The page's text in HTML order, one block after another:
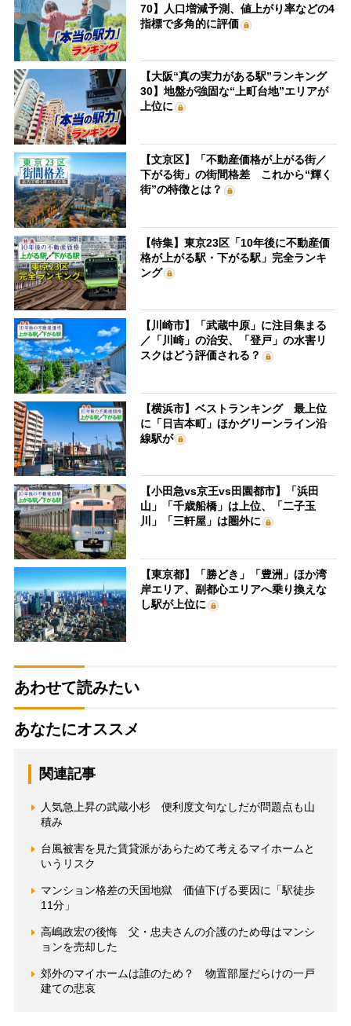
70】人口増減予測、値上がり率などの4
指標で多角的に評価
【大阪“真の実力がある駅”ランキング
30】地盤が強固な“上町台地”エリアが
上位に
【文京区】「不動産価格が上がる街／
下がる街」の街間格差 これから“輝く
街”の特徴とは？
【特集】東京23区「10年後に不動産価
格が上がる駅・下がる駅」完全ランキ
ング
【川崎市】「武蔵中原」に注目集まる
／「川崎」の治安、「登戸」の水害リ
スクはどう評価される？
【横浜市】ベストランキング 最上位
に「日吉本町」ほかグリーンライン沿
線駅が
【小田急vs京王vs田園都市】「浜田
山」「千歳船橋」は上位、「二子玉
川」「三軒屋」は圏外に
【東京都】「勝どき」「豊洲」ほか湾
岸エリア、副都心エリアへ乗り換えな
し駅が上位に
あわせて読みたい
あなたにオススメ
関連記事
人気急上昇の武蔵小杉 便利度文句なしだが問題点も山
積み
台風被害を見た賃貸派があらためて考えるマイホームと
いうリスク
マンション格差の天国地獄 価値下げる要因に「駅徒歩
11分」
高嶋政宏の後悔 父・忠夫さんの介護のため母はマンシ
ョンを売却した
郊外のマイホームは誰のため？ 物置部屋だらけの一戸
建ての悲哀